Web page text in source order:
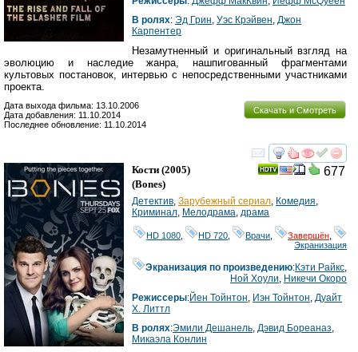
В ролях: Эд Грин Уэс Крэйвен Джон
Карпентер
Незамутненный и оригинальный взгляд на
эволюцию и наследие жанра, нашпигованный фрагментами
культовых постановок, интервью с непосредственными участниками
проекта.
Скачать и Смотреть
Дата выхода фильма: 13.10.2006
Дата добавления: 11.10.2014
Последнее обновление: 11.10.2014
смотреть
677
Кости (2005)
(Bones)
Детектив, Зарубежный сериал, Комедия,
Криминал, Мелодрама, драма
HD 1080 HD 720 Врачи Завершён
Экранизация
Экранизация по произведению:Кэти Райкс,
Ной Хоули, Никечи Окоро
Режиссеры:Йен Тойнтон, Иэн Тойнтон, Дуайт
Х. Литтл
В ролях:Эмили Дешанель, Дэвид Бореаназ,
Микаэла Конлин